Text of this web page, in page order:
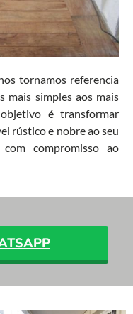
tornamos referencia
mais simples aos mais
é transformar
rústico e nobre ao seu
compromisso ao